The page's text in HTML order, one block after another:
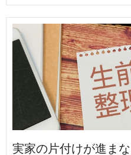
実家の片付けが進ま